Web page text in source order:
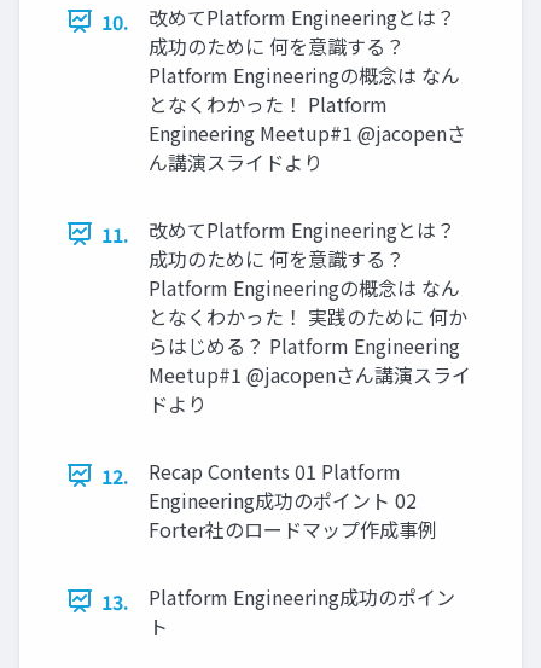
10.
改めてPlatform Engineeringとは？
成功のために 何を意識する？
Platform Engineeringの概念は なん
となくわかった！ Platform
Engineering Meetup#1 @jacopenさ
ん講演スライドより
11.
改めてPlatform Engineeringとは？
成功のために 何を意識する？
Platform Engineeringの概念は なん
となくわかった！ 実践のために 何か
らはじめる？ Platform Engineering
Meetup#1 @jacopenさん講演スライ
ドより
12.
Recap Contents 01 Platform
Engineering成功のポイント 02
Forter社のロードマップ作成事例
13.
Platform Engineering成功のポイン
ト